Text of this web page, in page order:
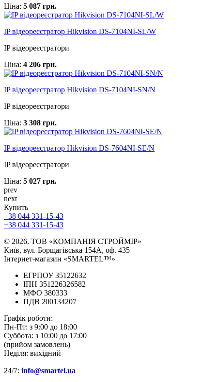
Ціна: 5 087 грн.
IP відеореєстратор Hikvision DS-7104NI-SL/W
IP відеореєстратори
Ціна: 4 206 грн.
IP відеореєстратор Hikvision DS-7104NI-SN/N
IP відеореєстратори
Ціна: 3 308 грн.
IP відеореєстратор Hikvision DS-7604NI-SE/N
IP відеореєстратори
Ціна: 5 027 грн.
prev
next
Купить
+38 044 331-15-43
+38 044 331-15-43
© 2026. ТОВ «КОМПАНІЯ СТРОЙМІР»
Київ, вул. Борщагівська 154А, оф. 435
Інтернет-магазин «SMARTEL™»
ЕГРПОУ 35122632
ІПН 351226326582
МФО 380333
ПДВ 200134207
Графік роботи:
Пн-Пт: з 9:00 до 18:00
Суббота: з 10:00 до 17:00
(прийом замовлень)
Неділя: вихідний
24/7: info@smartel.ua